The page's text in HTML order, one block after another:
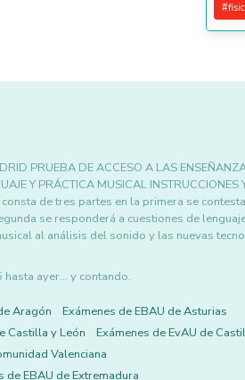
#
PRUEBA DE ACCESO A LAS
Y PRÁCTICA MUSICAL INSTRUCCIONES
consta de tres partes en la primera se
se responderá a cuestiones de
al análisis del sonido y las nuevas
ayer... y contando.
Aragón
Exámenes de EBAU de Asturias
Castilla y León
Exámenes de EvAU de
Valenciana
de EBAU de Extremadura